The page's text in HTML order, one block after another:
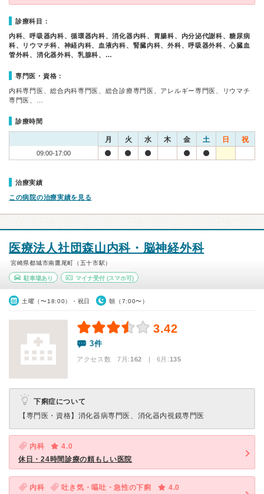
診療科目：
内科、呼吸器内科、循環器内科、消化器内科、胃腸科、内分泌代謝科、糖尿病
科、リウマチ科、神経内科、血液内科、腎臓内科、外科、呼吸器外科、心臓血
管外科、消化器外科、乳腺科、…
専門医・資格：
内科専門医、総合内科専門医、総合診療専門医、アレルギー専門医、リウマチ
専門医、…
診療時間
月 火 水 木 金 土 日 祝
09:00-17:00
治療実績
この病院の治療実績を見る
医療法人社団森山内科・脳神経外科
宮崎県都城市南鷹尾町（五十市駅）
駐車場あり マイナ受付(スマホ可)
土曜（〜18:00）・祝日 朝（7:00〜）
3.42
3件
アクセス数 7月:162 | 6月:135
下痢症について
【専門医・資格】 消化器病専門医、消化器内視鏡専門医
内科
4.0
休日・24時間診療の頼もしい医院
内科 吐き気・嘔吐・急性の下痢
4.0